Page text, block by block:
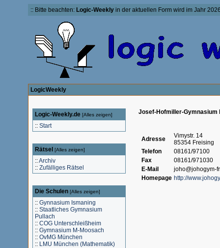
:: Bitte beachten: Logic-Weeklyin der aktuellen Form wird im Jahr
LogicWeekly
Logic-Weekly.de [Alles zeigen]
:: Start
Rätsel [Alles zeigen]
::Archiv
:: Zufälliges Rätsel
Die Schulen [Alles zeigen]
:: Gynnasium Ismaning
:: Staatliches Gymnasium
Pullach
:: COG Unterschleißheim
:: Gymnasium M-Moosach
:: OvMG München
:: LMU München (Mathematik)
Josef-Hofmiller-Gymnasium
Adresse
Vimystr. 14
85354 Freising
Telefon
08161/97100
Fax
08161/971030
E-Mail
joho@johogym-
Homepage http://